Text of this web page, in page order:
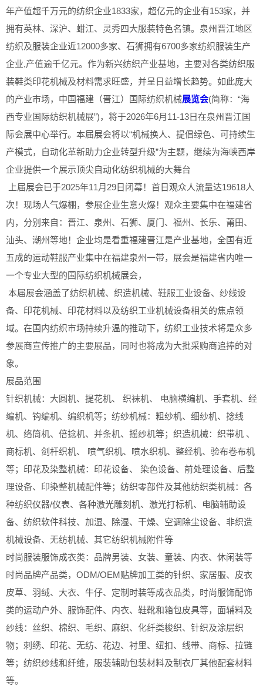
年产值超千万元的纺织企业1833家，超亿元的企业有153家，并
拥有英林、深沪、蚶江、灵秀四大服装特色名镇。泉州晋江地区
纺织及服装企业近12000多家、石狮拥有6700多家纺织服装生产
企业,产值逾千亿元。作为新兴纺织产业基地，主要对各类纺织服
装鞋类印花机械及材料需求旺盛，并呈日益增长趋势。如此庞大
的产业市场，中国福建（晋江）国际纺织机械展览会(简称：“海
西专业国际纺织机械展”)，将于2026年6月11-13日在泉州晋江国
际会展中心举行。本届展会将以“机械换人、提倡绿色、可持续生
产模式，自动化革新助力企业转型升级”为主题，继续为海峡西岸
企业提供一个展示顶尖自动化纺织机械的大舞台
上届展会已于2025年11月29日闭幕！首日观众人流量达19618人
次！现场人气爆棚，参展企业生意火爆！观众主要集中在福建省
内，分别来自：晋江、泉州、石狮、厦门、福州、长乐、莆田、
汕头、潮州等地！企业均是看重福建晋江是产业基地，全国有近
五成的运动鞋服产业集中在福建泉州一带，展会是福建省内唯一
一个专业大型的国际纺织机械展会，
本届展会涵盖了纺织机械、织造机械、鞋服工业设备、纱线设
备、印花机械、印花材料以及纺织工业机械设备相关的焦点领
域。在国内纺织市场持续升温的推动下，纺织工业技术将是众多
参展商宣传推广的主要展品，同时也将成为大批采购商追捧的对
象。
展品范围
针织机械：大圆机、提花机、 织袜机、 电脑横编机、手套机、经
编机、钩编机、编织机等；纺纱机械：粗纱机、细纱机、捻线
机、络筒机、倍捻机、并条机、摇纱机等；织造机械：织带机 、
商标机、剑杆织机、 喷气织机、喷水织机、整经机、验布卷布机
等；印花及染整机械：印花设备、 染色设备、前处理设备、后整
理设备、印染整机械配件等；纺织零部件及其他纺织类机械：各
种纺织仪器/仪表、各种激光雕刻机、激光打标机、电脑辅助设
备、纺织软件科技、加湿、除湿、干燥、空调除尘设备、非织造
机械设备、无纺机械、其它纺织机械附件等
时尚服装服饰成衣类：品牌男装、女装、童装、内衣、休闲装等
时尚品牌产品类，ODM/OEM贴牌加工类的针织、家居服、皮衣
皮草、羽绒、大衣、牛仔、定制时装等成衣品类，时尚服饰配饰
类的运动户外、服饰配件、内衣、鞋靴和箱包皮具等，面辅料及
纱线：丝织、棉织、毛织、麻织、化纤类梭织、针织及涂层织
物；刺绣、印花、无纺、花边、衬里、纽扣、线带、商标、拉链
等；纺织纱线和纤维，服装辅助包装材料及制衣厂其他配套材料
等。